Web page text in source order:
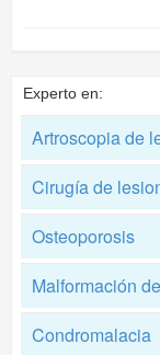
Experto en:
Artroscopia de
Cirugía de
Osteoporosis
Malformación
Condromalacia